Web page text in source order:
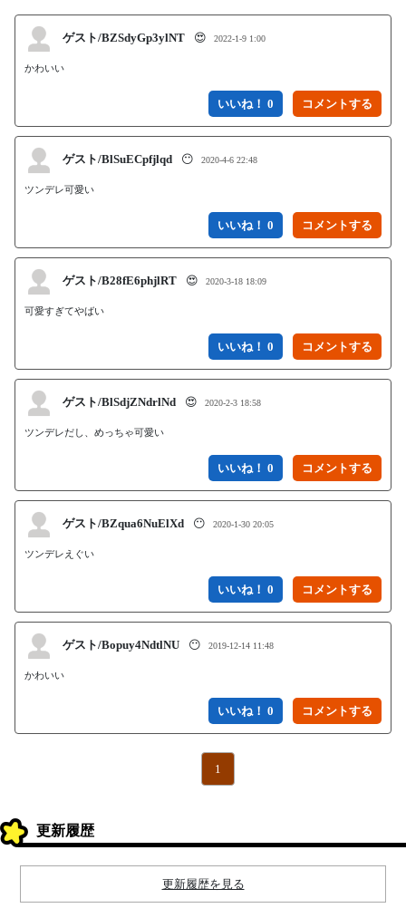
ゲスト/BZSdyGp3ylNT 😍 2022-1-9 1:00
かわいい
いいね！ 0
ゲスト/BlSuECpfjlqd 😶 2020-4-6 22:48
ツンデレ可愛い
いいね！ 0
ゲスト/B28fE6phjlRT 😍 2020-3-18 18:09
可愛すぎてやばい
いいね！ 0
ゲスト/BlSdjZNdrlNd 😍 2020-2-3 18:58
ツンデレだし、めっちゃ可愛い
いいね！ 0
ゲスト/BZqua6NuElXd 😶 2020-1-30 20:05
ツンデレえぐい
いいね！ 0
ゲスト/Bopuy4NdtlNU 😶 2019-12-14 11:48
かわいい
いいね！ 0
1
更新履歴
更新履歴を見る